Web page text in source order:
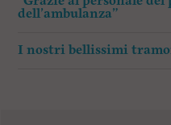
dell’ambulanza”
I nostri bellissimi